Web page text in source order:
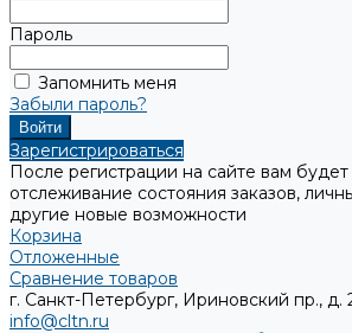
Пароль
Запомнить меня
Забыли пароль?
Зарегистрироваться
После регистрации на сайте вам
отслеживание состояния заказов,
другие новые возможности
Корзина
Отложенные
Сравнение товаров
г. Санкт-Петербург, Ириновский пр.,
info@cltn.ru